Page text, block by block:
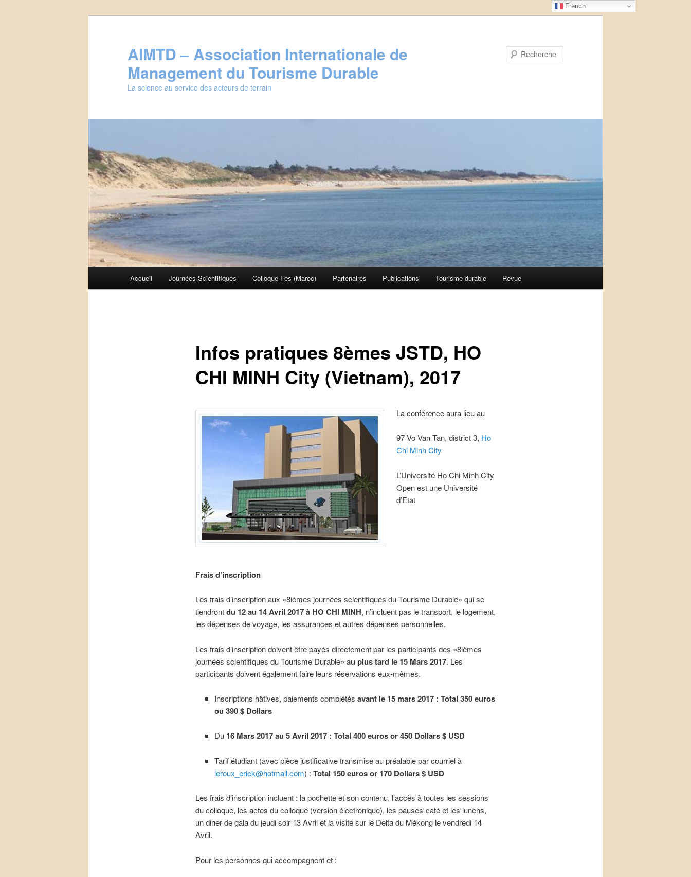
AIMTD – Association Internationale de
Management du Tourisme Durable
La science au service des acteurs de terrain
Accueil Journées Scientifiques Colloque Fès (Maroc) Partenaires Publications Tourisme durable Revue
Infos pratiques 8èmes JSTD, HO
CHI MINH City (Vietnam), 2017
La conférence aura lieu au
97 Vo Van Tan, district 3, Ho
Chi Minh City
L’Université Ho Chi Minh City
Open est une Université
d’Etat
Frais d’inscription
Les frais d’inscription aux «8ièmes journées scientifiques du Tourisme Durable» qui se
tiendrontdu 12 au 14 Avril 2017 à HO CHI MINH, n’incluent pas le transport, le logement,
les dépenses de voyage, les assurances et autres dépenses personnelles.
Les frais d’inscription doivent être payés directement par les participants des «8ièmes
journées scientifiques du Tourisme Durable» au plus tard le 15 Mars 2017. Les
participants doivent également faire leurs réservations eux-mêmes.
Inscriptions hâtives, paiements complétésavant le 15 mars 2017 :Total 350 euros
ou390 $ Dollars
Du 16 Mars 2017 au 5 Avril 2017 :Total 400 euros or 450 Dollars$ USD
Tarif étudiant (avec pièce justificative transmise au préalable par courriel à
leroux_erick@hotmail.com) :Total 150 euros or 170 Dollars$ USD
Les frais d’inscription incluent : la pochette et son contenu, l’accès à toutes les sessions
du colloque, les actes du colloque (version électronique), les pauses-café et les lunchs,
un diner de gala du jeudi soir 13 Avril et la visite sur le Delta du Mékong le vendredi 14
Avril.
Pour les personnes qui accompagnent et :
French